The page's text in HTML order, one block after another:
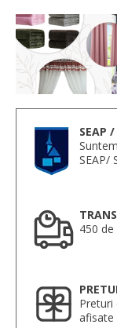
SEAP
SEAP/
450
afisate